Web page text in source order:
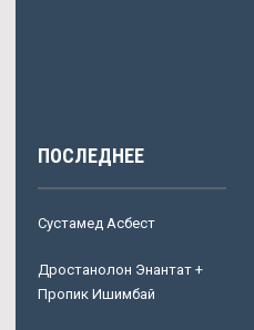
ПОСЛЕДНЕЕ
Сустамед Асбест
Дростанолон Энантат +
Пропик Ишимбай